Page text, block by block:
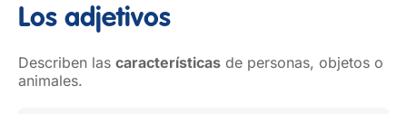
Los adjetivos
Describen las características de personas, objetos o
animales.